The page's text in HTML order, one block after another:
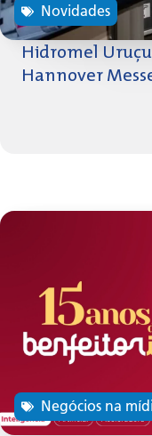
Novidades
Hidromel
Hannover
Negócios na